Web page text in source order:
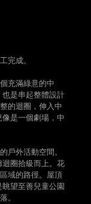
完成。
充滿綠意的中
是串起整體設計
的迴圈，伸入中
是一個劇場，中
戶外活動空間。
圈拾級而上。花
域的路徑。屋頂
望至善兒童公園
。